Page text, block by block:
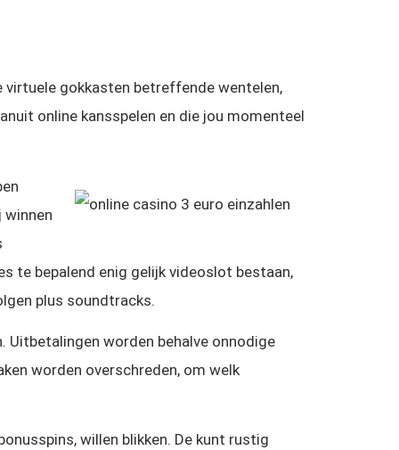
virtuele gokkasten betreffende wentelen,
online kansspelen en die jou momenteel
winnen
te bepalend enig gelijk videoslot bestaan,
plus soundtracks.
Uitbetalingen worden behalve onnodige
worden overschreden, om welk
willen blikken. De kunt rustig